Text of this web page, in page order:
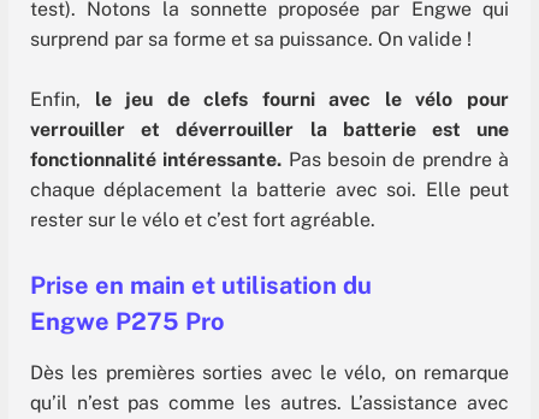
test). Notons la sonnette proposée par Engwe qui
surprend par sa forme et sa puissance. On valide !
Enfin, le jeu de clefs fourni avec le vélo pour
verrouiller et déverrouiller la batterie est une
fonctionnalité intéressante. Pas besoin de prendre à
chaque déplacement la batterie avec soi. Elle peut
rester sur le vélo et c’est fort agréable.
Prise en main et utilisation du
Engwe P275 Pro
Dès les premières sorties avec le vélo, on remarque
qu’il n’est pas comme les autres. L’assistance avec